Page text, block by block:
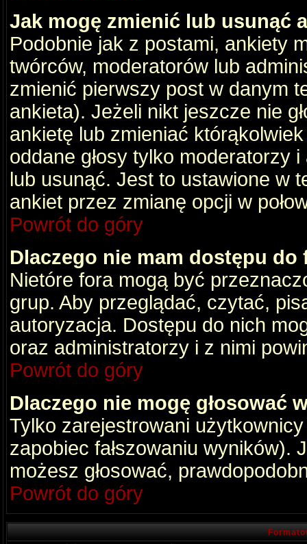
Jak mogę zmienić lub usunąć
Podobnie jak z postami, ankiety
twórców, moderatorów lub
zmienić pierwszy post w danym
ankieta). Jeżeli nikt jeszcze nie
ankietę lub zmieniać
oddane głosy tylko moderatorzy
lub usunąć. Jest to ustawione w
ankiet przez zmianę opcji w
Powrót do góry
Dlaczego nie mam dostępu do
Nietóre fora mogą być
grup. Aby przeglądać, czytać,
autoryzacja. Dostępu do nich
oraz administratorzy i z nimi
Powrót do góry
Dlaczego nie mogę głosować
Tylko zarejestrowani
zapobiec fałszowaniu wyników).
możesz głosować,
Powrót do góry